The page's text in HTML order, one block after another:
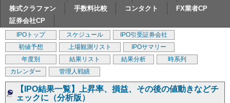
株式クラファン
手数料比較 コンタクト
FX業者CP
証券会社CP
IPOトップ スケジュール
IPO引受証券会社
初値予想
上場観測リスト
IPOサマリー
年度別
結果リスト 結果分析
時系列
カレンダー
管理人戦績
【IPO結果一覧】上昇率、損益、その後の値動きなどチ
ェックに（分析版）